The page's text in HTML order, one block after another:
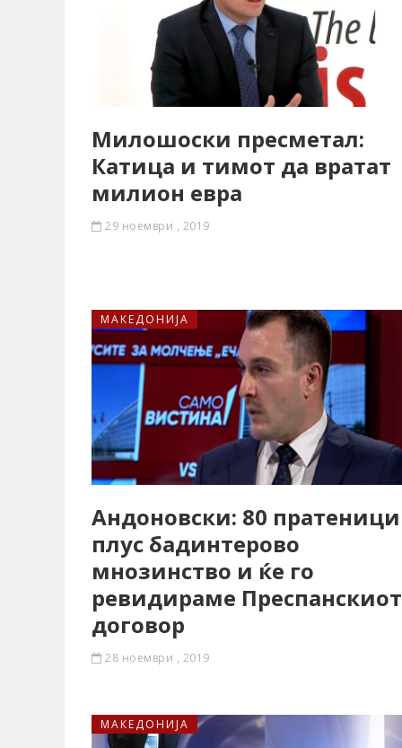
Милошоски пресметал:
Катица и тимот да вратат
милион евра
29 ноември , 2019
МАКЕДОНИЈА
Андоновски: 80 пратеници
плус бадинтерово
мнозинство и ќе го
ревидираме Преспанскиот
договор
28 ноември , 2019
МАКЕДОНИЈА